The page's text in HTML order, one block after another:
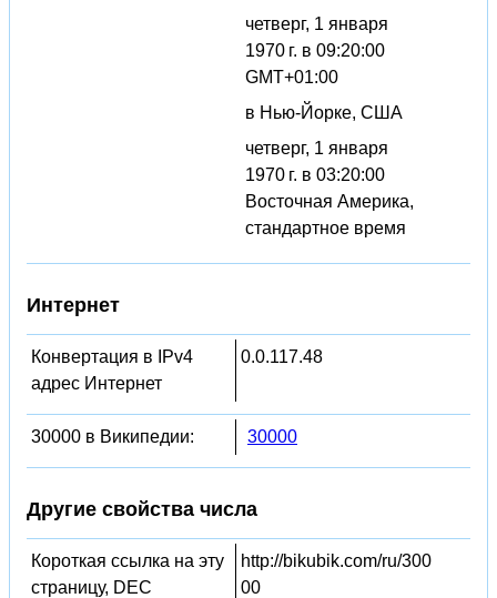
четверг, 1 января
1970 г. в 09:20:00
GMT+01:00
в Нью-Йорке, США
четверг, 1 января
1970 г. в 03:20:00
Восточная Америка,
стандартное время
Интернет
Конвертация в IPv4
адрес Интернет
0.0.117.48
30000 в Википедии: 30000
Другие свойства числа
Короткая ссылка на эту
страницу, DEC
http://bikubik.com/ru/300
00